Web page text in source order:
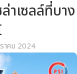
าเซลล์ที่บาง
าคม 2024